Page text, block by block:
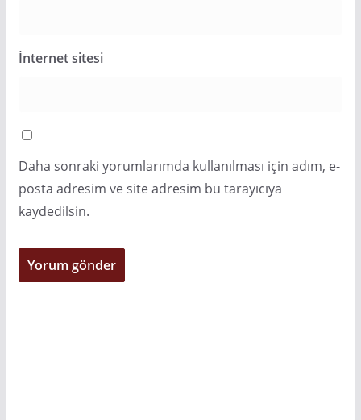
İnternet sitesi
Daha sonraki yorumlarımda kullanılması için adım, e-
posta adresim ve site adresim bu tarayıcıya
kaydedilsin.